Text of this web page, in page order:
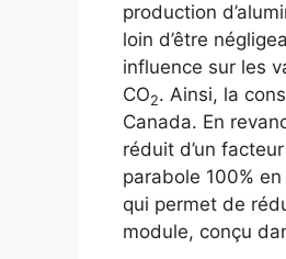
production
loin d’être
influence sur les
CO2. Ainsi, la
Canada. En
réduit d’un
parabole 100%
qui permet de
module, conçu